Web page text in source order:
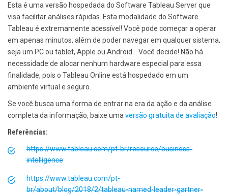
Esta é uma versão hospedada do Software Tableau Server que
visa facilitar análises rápidas. Esta modalidade do Software
Tableau é extremamente acessível! Você pode começar a operar
em apenas minutos, além de poder navegar em qualquer sistema,
seja um PC ou tablet, Apple ou Android… Você decide! Não há
necessidade de alocar nenhum hardware especial para essa
finalidade, pois o Tableau Online está hospedado em um
ambiente virtual e seguro.
Se você busca uma forma de entrar na era da ação e da análise
completa da informação, baixe uma versão gratuita de avaliação!
Referências:
https://www.tableau.com/pt-br/resource/business-
intelligence
https://www.tableau.com/pt-
br/about/blog/2018/2/tableau-named-leader-gartner-